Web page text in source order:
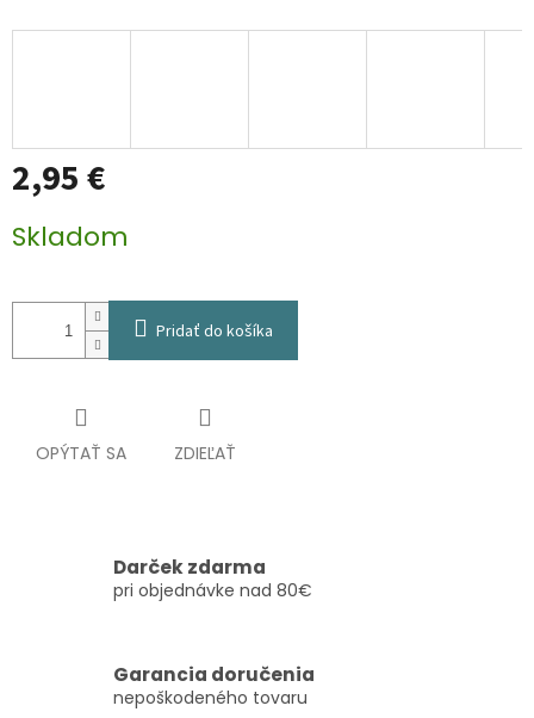
2,95 €
cena:
Skladom
Pridať do košíka
OPÝTAŤ SA ZDIEĽAŤ
Darček zdarma
pri objednávke nad 80€
Garancia doručenia
nepoškodeného tovaru